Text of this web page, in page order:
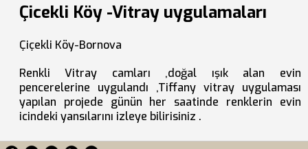
Çicekli Köy -Vitray uygulamaları
Çiçekli Köy-Bornova
Renkli Vitray camları ,doğal ışık alan evin
pencerelerine uygulandı ,Tiffany vitray uygulaması
yapılan projede günün her saatinde renklerin evin
icindeki yansılarını izleye bilirisiniz .